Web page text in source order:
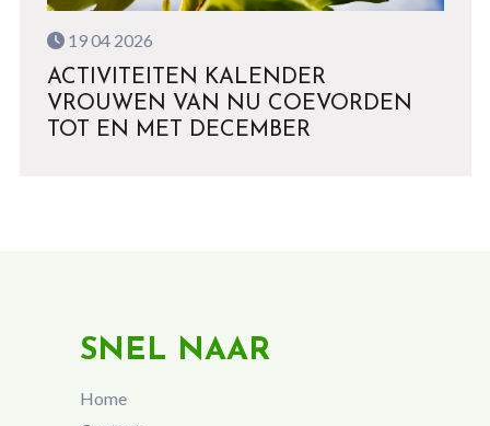
19 04 2026
ACTIVITEITEN KALENDER
VROUWEN VAN NU COEVORDEN
TOT EN MET DECEMBER
SNEL NAAR
Home